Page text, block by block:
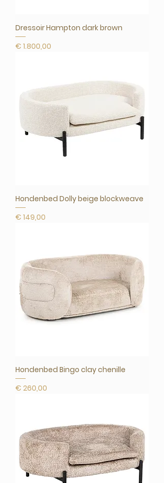
Dressoir Hampton dark brown
Prijs
€ 1.800,00
Hondenbed Dolly beige blockweave
Prijs
€ 149,00
Hondenbed Bingo clay chenille
Prijs
€ 260,00